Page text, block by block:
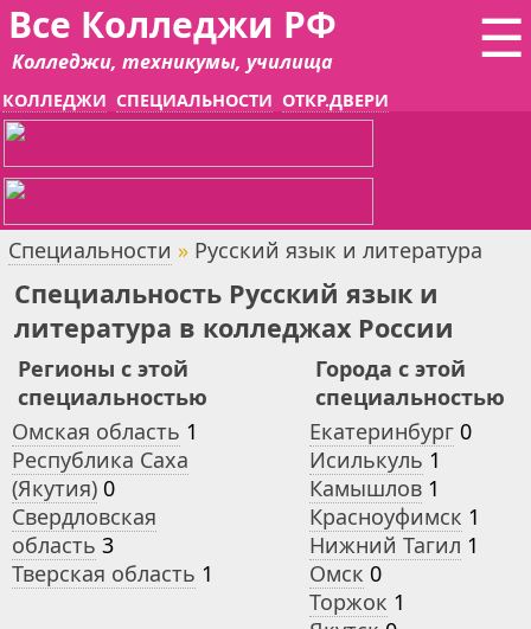
☰
Все Колледжи РФ
Колледжи, техникумы, училища
КОЛЛЕДЖИ СПЕЦИАЛЬНОСТИ ОТКР.ДВЕРИ
Специальности » Русский язык и литература
Специальность Русский язык и
литература в колледжах России
Регионы с этой
специальностью
Омская область 1
Республика Саха
(Якутия) 0
Свердловская
область 3
Тверская область 1
Города с этой
специальностью
Екатеринбург 0
Исилькуль 1
Камышлов 1
Красноуфимск 1
Нижний Тагил 1
Омск 0
Торжок 1